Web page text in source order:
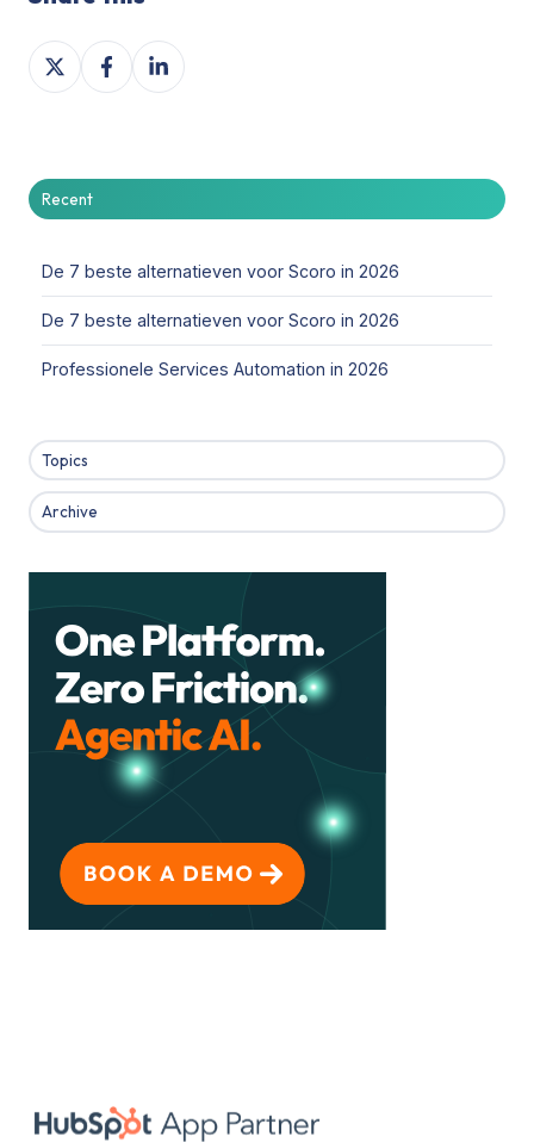
Share
on
Share
on
Share
on
Recent
De 7 beste alternatieven voor Scoro in 2026
De 7 beste alternatieven voor Scoro in 2026
Professionele Services Automation in 2026
Topics
Archive